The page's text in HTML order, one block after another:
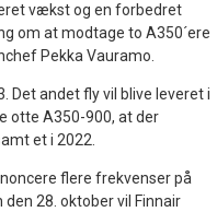
vækst og en forbedret
om at modtage to A350´ere
Pekka Vauramo.
Det andet fly vil blive leveret i
otte A350-900, at der
et i 2022.
flere frekvenser på
28. oktober vil Finnair